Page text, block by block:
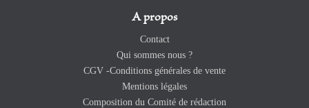
A propos
Contact
Qui sommes nous ?
CGV -Conditions générales de vente
Mentions légales
Composition du Comité de rédaction